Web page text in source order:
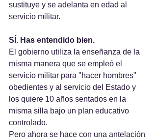
sustituye y se adelanta en edad al
servicio militar.
SÍ. Has entendido bien.
El gobierno utiliza la enseñanza de la
misma manera que se empleó el
servicio militar para "hacer hombres"
obedientes y al servicio del Estado y
los quiere 10 años sentados en la
misma silla bajo un plan educativo
controlado.
Pero ahora se hace con una antelación